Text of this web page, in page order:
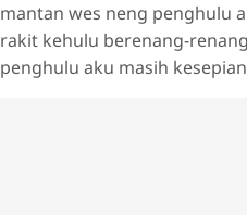
mantan wes neng penghulu
rakit kehulu berenang-
penghulu aku masih